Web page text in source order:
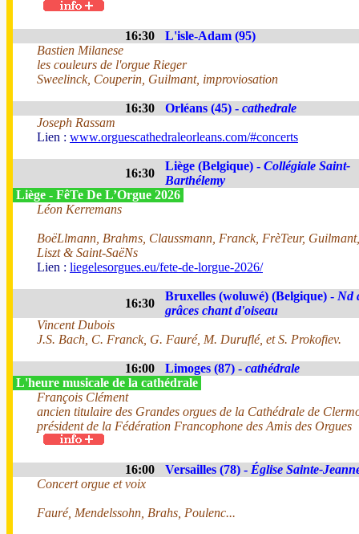
16:30
L'isle-Adam (95)
Bastien Milanese
les couleurs de l'orgue Rieger
Sweelinck, Couperin, Guilmant, improviosation
16:30 Orléans (45) - cathedrale
Joseph Rassam
Lien : www.orguescathedraleorleans.com/#concerts
16:30
Liège (Belgique) - Collégiale Saint-
Barthélemy
Liège - FêTe De L’Orgue 2026
Léon Kerremans
BoëLlmann, Brahms, Claussmann, Franck, FrèTeur,
Liszt & Saint-SaëNs
Lien : liegelesorgues.eu/fete-de-lorgue-2026/
16:30
Bruxelles (woluwé) (Belgique) - Nd
grâces chant d'oiseau
Vincent Dubois
J.S. Bach, C. Franck, G. Fauré, M. Duruflé, et S. Prokofiev.
16:00 Limoges (87) - cathédrale
L'heure musicale de la cathédrale
François Clément
ancien titulaire des Grandes orgues de la Cathédrale de
président de la Fédération Francophone des Amis des Orgues
16:00 Versailles (78) - Église Sainte-
Concert orgue et voix
Fauré, Mendelssohn, Brahs, Poulenc...